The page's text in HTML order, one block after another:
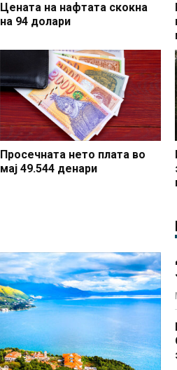
Цената на нафтата скокна
на 94 долари
Просечната нето плата во
мај 49.544 денари